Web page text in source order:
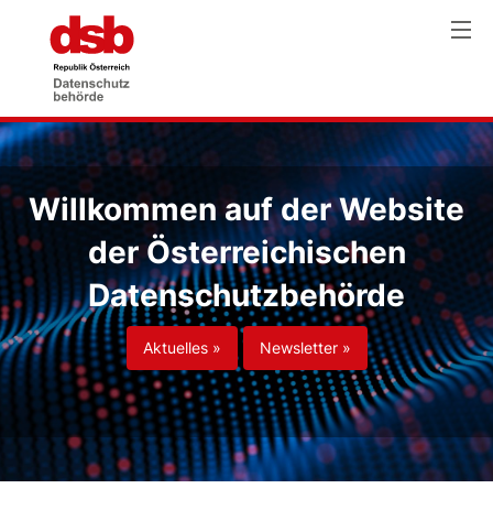
Willkommen auf der Website
der Österreichischen
Datenschutzbehörde
Aktuelles » Newsletter »